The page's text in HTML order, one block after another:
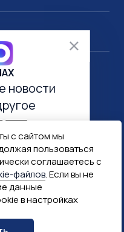
с сайтом мы
пользоваться
соглашаетесь с
файлов. Если вы не
данные
в настройках
Гознак
новости